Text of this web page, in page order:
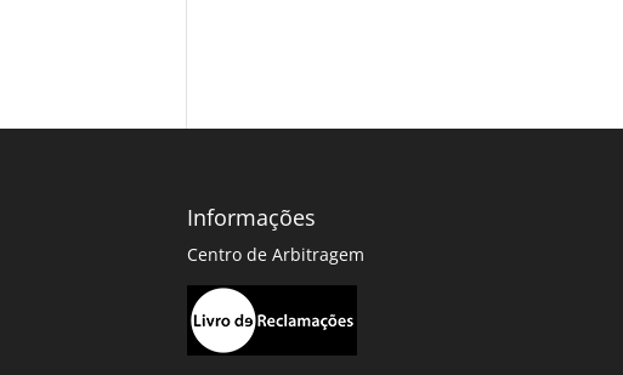
Informações
Centro de Arbitragem